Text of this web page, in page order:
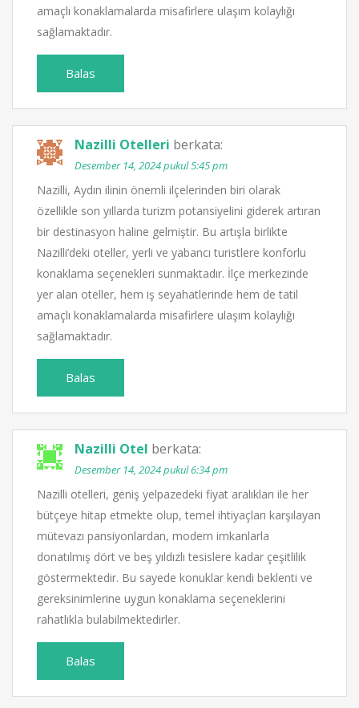
amaçlı konaklamalarda misafirlere ulaşım kolaylığı
sağlamaktadır.
Balas
Nazilli Otelleri berkata:
Desember 14, 2024 pukul 5:45 pm
Nazilli, Aydın ilinin önemli ilçelerinden biri olarak
özellikle son yıllarda turizm potansiyelini giderek artıran
bir destinasyon haline gelmiştir. Bu artışla birlikte
Nazilli’deki oteller, yerli ve yabancı turistlere konforlu
konaklama seçenekleri sunmaktadır. İlçe merkezinde
yer alan oteller, hem iş seyahatlerinde hem de tatil
amaçlı konaklamalarda misafirlere ulaşım kolaylığı
sağlamaktadır.
Balas
Nazilli Otel berkata:
Desember 14, 2024 pukul 6:34 pm
Nazilli otelleri, geniş yelpazedeki fiyat aralıkları ile her
bütçeye hitap etmekte olup, temel ihtiyaçları karşılayan
mütevazı pansiyonlardan, modern imkanlarla
donatılmış dört ve beş yıldızlı tesislere kadar çeşitlilik
göstermektedir. Bu sayede konuklar kendi beklenti ve
gereksinimlerine uygun konaklama seçeneklerini
rahatlıkla bulabilmektedirler.
Balas